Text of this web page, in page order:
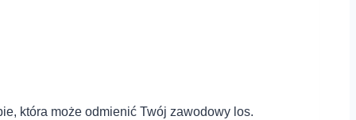
która może odmienić Twój zawodowy los.